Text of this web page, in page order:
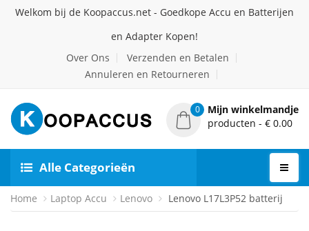
Welkom bij de Koopaccus.net - Goedkope Accu en Batterijen
en Adapter Kopen!
Over Ons
Verzenden en Betalen
Annuleren en Retourneren
0
Mijn winkelmandje
producten - € 0.00
Alle Categorieën
Home Laptop Accu Lenovo Lenovo L17L3P52 batterij